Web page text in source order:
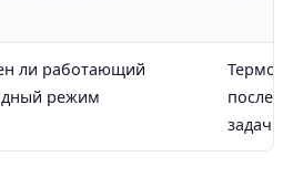
ли работающий
режим
после
задачи